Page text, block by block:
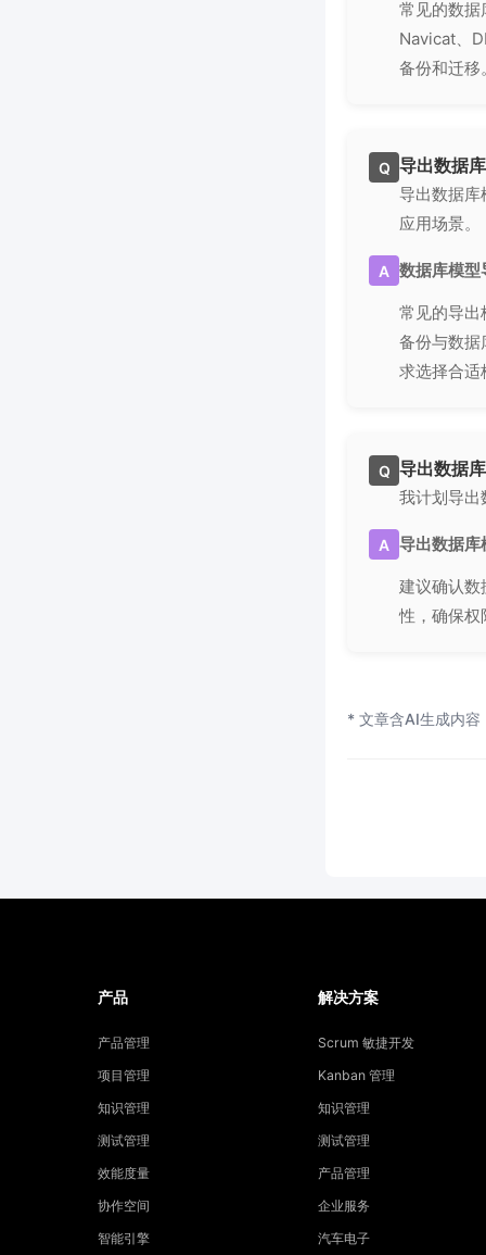
常见的数
Navicat、
备份和迁移
Q 导出数据
导出数据库
应用场景。
A 数据库模型
常见的导出
备份与数据
求选择合适
Q 导出数据
我计划导出
A 导出数据库
建议确认数
性，确保权
* 文章含AI生成内容
产品
产品管理
项目管理
知识管理
测试管理
效能度量
协作空间
智能引擎
解决方案
Scrum 敏捷开发
Kanban 管理
知识管理
测试管理
产品管理
企业服务
汽车电子